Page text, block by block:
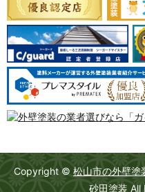
Copyright © 松山市の外壁塗
砂田塗装 All